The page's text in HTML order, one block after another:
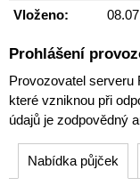
Vloženo:
Prohlášení
Provozovatel serveru
které vzniknou při
údajů je zodpovědný
Nabídka půjček